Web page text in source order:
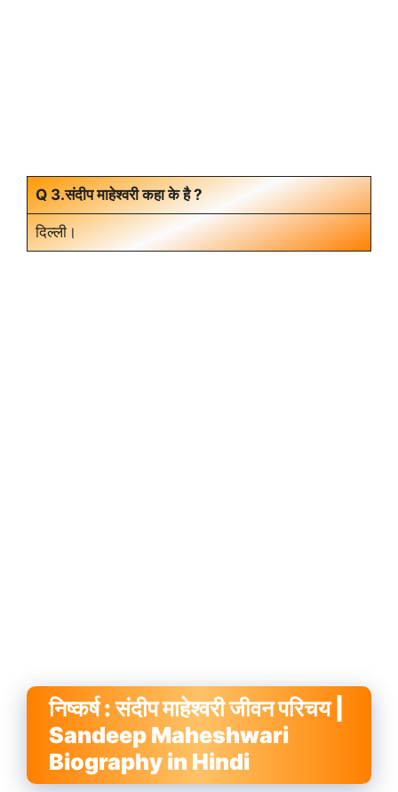
Q 3.संदीप माहेश्वरी कहा के है ?
दिल्ली।
निष्कर्ष : संदीप माहेश्वरी जीवन परिचय |
Sandeep Maheshwari
Biography in Hindi